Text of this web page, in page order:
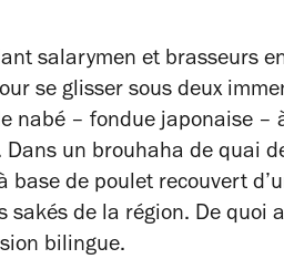
salarymen et brasseurs
se glisser sous deux
nabé – fondue japonaise –
Dans un brouhaha de quai
de poulet recouvert
sakés de la région. De quoi
bilingue.